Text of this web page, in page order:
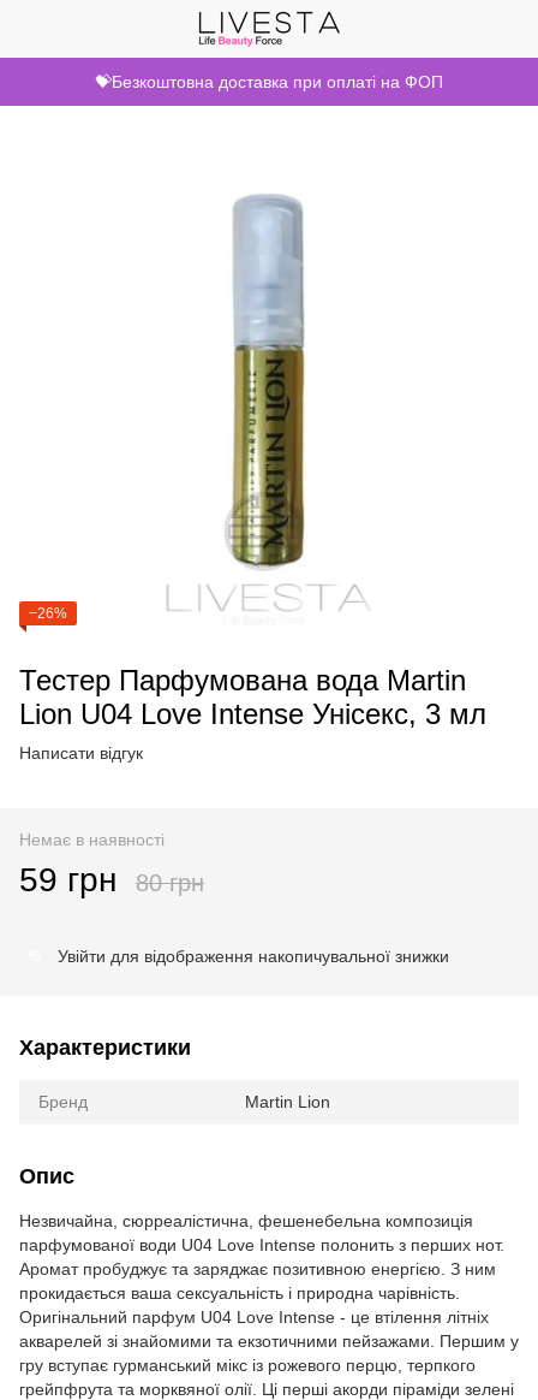
💝Безкоштовна доставка при оплаті на ФОП
−26%
Тестер Парфумована вода Martin
Lion U04 Love Intense Унісекс, 3 мл
Написати відгук
Немає в наявності
59 грн 80 грн
Увійти для відображення накопичувальної знижки
Характеристики
Бренд Martin Lion
Опис
Незвичайна, сюрреалістична, фешенебельна композиція
парфумованої води U04 Love Intense полонить з перших нот.
Аромат пробуджує та заряджає позитивною енергією. З ним
прокидається ваша сексуальність і природна чарівність.
Оригінальний парфум U04 Love Intense - це втілення літніх
акварелей зі знайомими та екзотичними пейзажами. Першим у
гру вступає гурманський мікс із рожевого перцю, терпкого
грейпфрута та морквяної олії. Ці перші акорди піраміди зелені